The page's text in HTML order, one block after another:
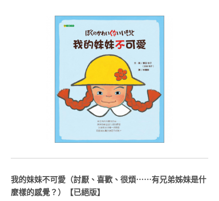
我的妹妹不可愛（討厭、喜歡、很煩⋯⋯有兄弟姊妹是什
麼樣的感覺？）【已絕版】